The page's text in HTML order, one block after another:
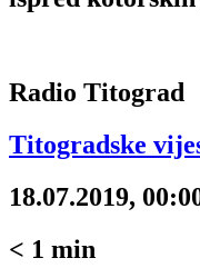
Radio Titograd
Titogradske
18.07.2019,
< 1 min